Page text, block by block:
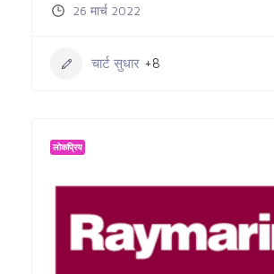
26 मार्च 2022
चार्ट सुधार +8
लोकप्रिय